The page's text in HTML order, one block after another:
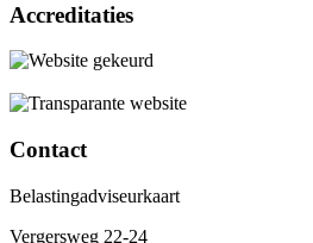
Accreditaties
Contact
Belastingadviseurkaart
Vergersweg 22-24